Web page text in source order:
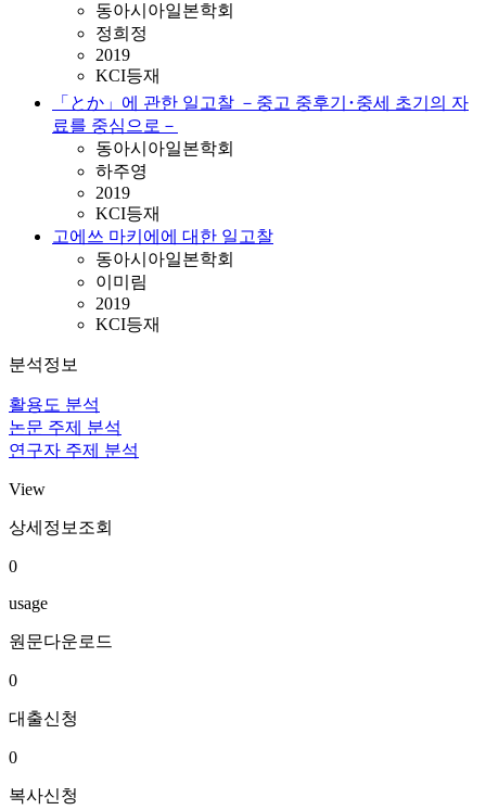
동아시아일본학회
정희정
2019
KCI등재
「とか」에 관한 일고찰 －중고 중후기･중세 초기의 자
료를 중심으로－
동아시아일본학회
하주영
2019
KCI등재
고에쓰 마키에에 대한 일고찰
동아시아일본학회
이미림
2019
KCI등재
분석정보
활용도 분석
논문 주제 분석
연구자 주제 분석
View
상세정보조회
0
usage
원문다운로드
0
대출신청
0
복사신청